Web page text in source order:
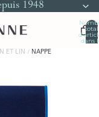
1948
total
dans
ET LIN
NAPPE